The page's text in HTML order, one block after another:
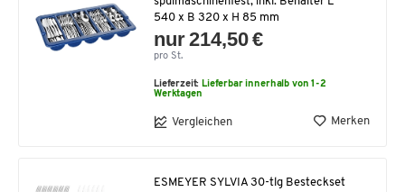
540 x B 320 x H 85 mm
nur 214,50 €
pro St.
Lieferzeit: Lieferbar innerhalb von 1-2
Werktagen
Vergleichen Merken
ESMEYER SYLVIA 30-tlg Besteckset